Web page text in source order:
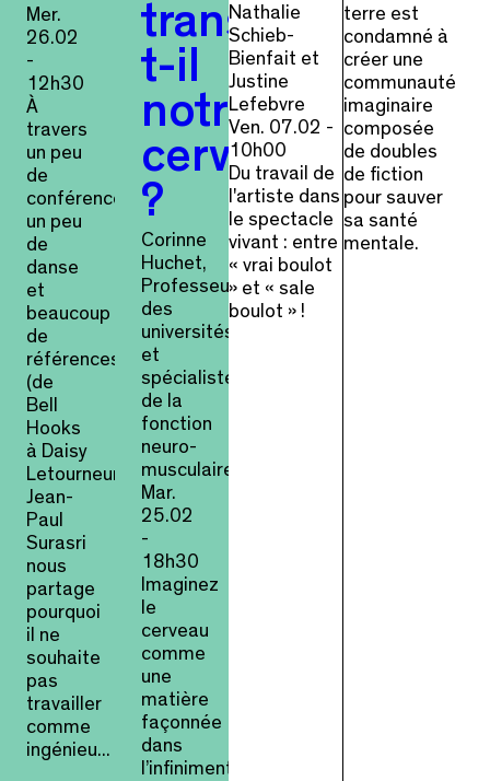
Mer.
26.02
-
12h30
À
travers
un peu
de
conférence,
un peu
de
danse
et
beaucoup
de
références
(de
Bell
Hooks
à Daisy
Letourneur),
Jean-
Paul
Surasri
nous
partage
pourquoi
il ne
souhaite
pas
travailler
comme
ingénieu...
transforme-
t-il
notre
cerveau
?
Corinne
Huchet,
Professeure
des
universités
et
spécialiste
de la
fonction
neuro-
musculaire
Mar.
25.02
-
18h30
Imaginez
le
cerveau
comme
une
matière
façonnée
dans
l’infiniment
Nathalie
Schieb-
Bienfait et
Justine
Lefebvre
Ven. 07.02 -
10h00
Du travail de
l'artiste dans
le spectacle
vivant : entre
« vrai boulot
» et « sale
boulot » !
terre est
condamné à
créer une
communauté
imaginaire
composée
de doubles
de fiction
pour sauver
sa santé
mentale.